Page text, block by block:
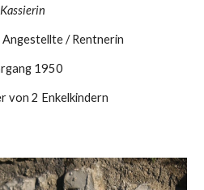
Kassierin
/ Rentnerin
1950
von 2 Enkelkindern